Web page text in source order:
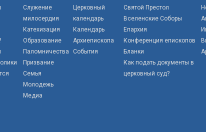
Служение
милосердия
Катехизация
Образование
Паломничества
Призвание
Семья
Молодежь
Медиа
Церковный
календарь
Календарь
Архиепископа
События
Святой Престол
Вселенские Соборы
Епархия
Конференция епископов
Бланки
Как подать документы в
церковный суд?